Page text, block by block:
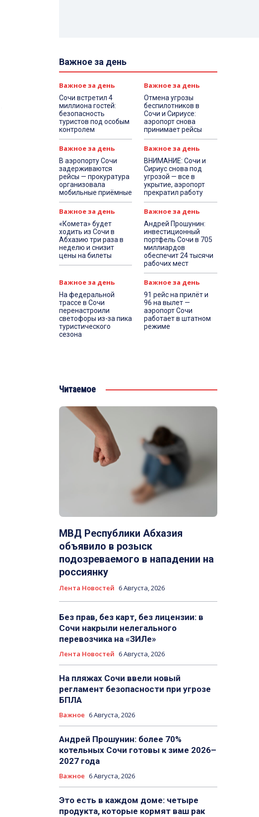
Важное за день
Важное за день
Сочи встретил 4
миллиона гостей:
безопасность
туристов под особым
контролем
Важное за день
Отмена угрозы
беспилотников в
Сочи и Сириусе:
аэропорт снова
принимает рейсы
Важное за день
В аэропорту Сочи
задерживаются
рейсы — прокуратура
организовала
мобильные приёмные
Важное за день
ВНИМАНИЕ: Сочи и
Сириус снова под
угрозой — все в
укрытие, аэропорт
прекратил работу
Важное за день
«Комета» будет
ходить из Сочи в
Абхазию три раза в
неделю и снизит
цены на билеты
Важное за день
Андрей Прошунин:
инвестиционный
портфель Сочи в 705
миллиардов
обеспечит 24 тысячи
рабочих мест
Важное за день
На федеральной
трассе в Сочи
перенастроили
светофоры из-за пика
туристического
сезона
Важное за день
91 рейс на прилёт и
96 на вылет —
аэропорт Сочи
работает в штатном
режиме
Читаемое
МВД Республики Абхазия
объявило в розыск
подозреваемого в нападении на
россиянку
Лента Новостей 6 Августа, 2026
Без прав, без карт, без лицензии: в
Сочи накрыли нелегального
перевозчика на «ЗИЛе»
Лента Новостей 6 Августа, 2026
На пляжах Сочи ввели новый
регламент безопасности при угрозе
БПЛА
Важное 6 Августа, 2026
Андрей Прошунин: более 70%
котельных Сочи готовы к зиме 2026–
2027 года
Важное 6 Августа, 2026
Это есть в каждом доме: четыре
продукта, которые кормят ваш рак